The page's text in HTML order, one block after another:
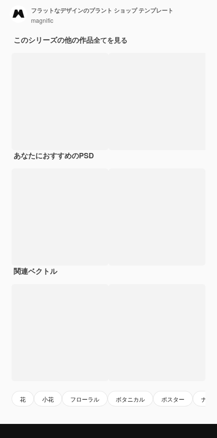
フラットなデザインのプラント ショップ テンプレート
magnific
このシリーズの他の作品全てを見る
あなたにおすすめのPSD
関連ベクトル
花 小花 フローラル ボタニカル ポスター ナチ